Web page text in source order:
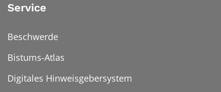
Service
Beschwerde
Bistums-Atlas
Digitales Hinweisgebersystem